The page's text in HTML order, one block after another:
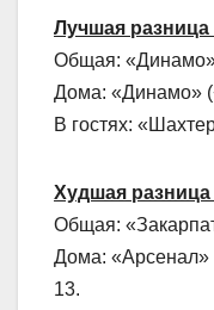
Лучшая разница
Общая: «Динамо»
Дома: «Динамо»
В гостях:
Худшая разница
Общая:
Дома: «Арсенал»
13.